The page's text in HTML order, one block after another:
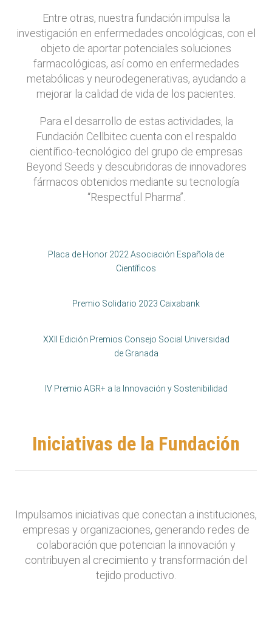
Entre otras, nuestra fundación impulsa la
investigación en enfermedades oncológicas, con el
objeto de aportar potenciales soluciones
farmacológicas, así como en enfermedades
metabólicas y neurodegenerativas, ayudando a
mejorar la calidad de vida de los pacientes.
Para el desarrollo de estas actividades, la
Fundación Cellbitec cuenta con el respaldo
científico-tecnológico del grupo de empresas
Beyond Seeds y descubridoras de innovadores
fármacos obtenidos mediante su tecnología
“Respectful Pharma”.
Placa de Honor 2022 Asociación Española de
Científicos
Premio Solidario 2023 Caixabank
XXII Edición Premios Consejo Social Universidad
de Granada
IV Premio AGR+ a la Innovación y Sostenibilidad
Iniciativas de la Fundación
Impulsamos iniciativas que conectan a instituciones,
empresas y organizaciones, generando redes de
colaboración que potencian la innovación y
contribuyen al crecimiento y transformación del
tejido productivo.